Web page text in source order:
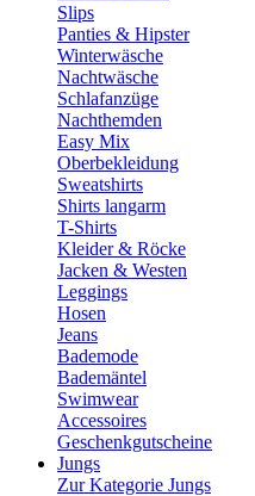
Slips
Panties & Hipster
Winterwäsche
Nachtwäsche
Schlafanzüge
Nachthemden
Easy Mix
Oberbekleidung
Sweatshirts
Shirts langarm
T-Shirts
Kleider & Röcke
Jacken & Westen
Leggings
Hosen
Jeans
Bademode
Bademäntel
Swimwear
Accessoires
Geschenkgutscheine
Jungs
Zur Kategorie Jungs